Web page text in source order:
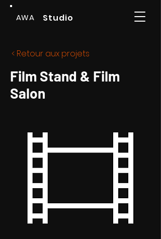
AWA Studio
< Retour aux projets
Film Stand & Film
Salon